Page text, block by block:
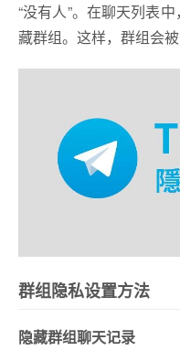
“没有人”。在聊天列表
藏群组。这样，群组会
群组隐私设置方法
隐藏群组聊天记录